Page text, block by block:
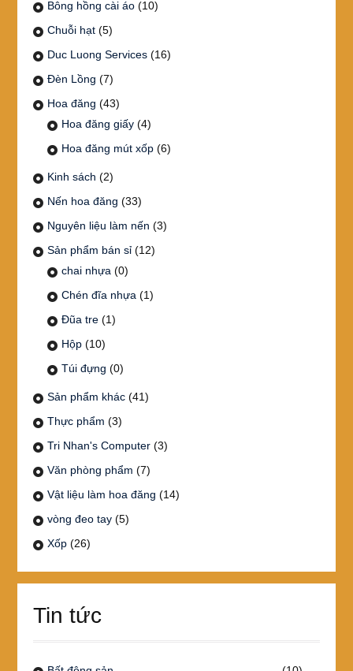
Bông hồng cài áo (10)
Chuỗi hạt (5)
Duc Luong Services (16)
Đèn Lồng (7)
Hoa đăng (43)
Hoa đăng giấy (4)
Hoa đăng mút xốp (6)
Kinh sách (2)
Nến hoa đăng (33)
Nguyên liệu làm nến (3)
Sản phẩm bán sỉ (12)
chai nhựa (0)
Chén đĩa nhựa (1)
Đũa tre (1)
Hộp (10)
Túi đựng (0)
Sản phẩm khác (41)
Thực phẩm (3)
Tri Nhan's Computer (3)
Văn phòng phẩm (7)
Vật liệu làm hoa đăng (14)
vòng đeo tay (5)
Xốp (26)
Tin tức